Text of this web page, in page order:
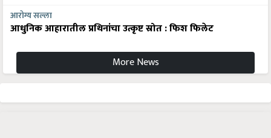
आरोग्य सल्ला
आधुनिक आहारातील प्रथिनांचा उत्कृष्ट स्रोत : फिश फिलेट
More News